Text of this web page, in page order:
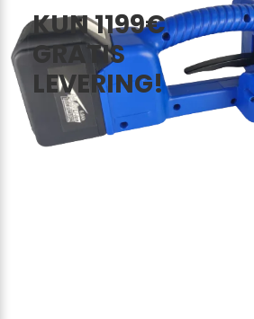
KUN 1199€
GRATIS
LEVERING!